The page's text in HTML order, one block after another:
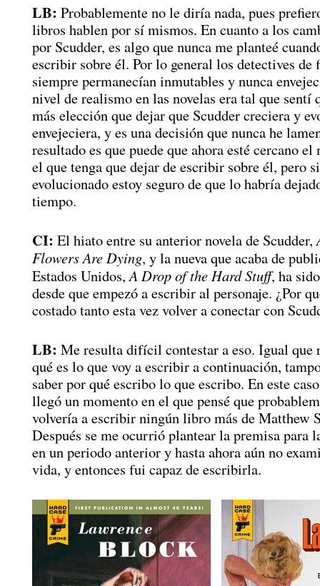
LB: Probablemente no le diría nada, pues
libros hablen por sí mismos. En cuanto a los
por Scudder, es algo que nunca me planteé
escribir sobre él. Por lo general los detectives de
siempre permanecían inmutables y nunca
nivel de realismo en las novelas era tal que sentí
más elección que dejar que Scudder creciera y
envejeciera, y es una decisión que nunca he
resultado es que puede que ahora esté cercano el
el que tenga que dejar de escribir sobre él, pero
evolucionado estoy seguro de que lo habría
tiempo.
CI: El hiato entre su anterior novela de Scudder,
Flowers Are Dying, y la nueva que acaba de
Estados Unidos, A Drop of the Hard Stuff, ha
desde que empezó a escribir al personaje. ¿Por
costado tanto esta vez volver a conectar con
LB: Me resulta difícil contestar a eso. Igual que
qué es lo que voy a escribir a continuación,
saber por qué escribo lo que escribo. En este
llegó un momento en el que pensé que
volvería a escribir ningún libro más de Matthew
Después se me ocurrió plantear la premisa para
en un periodo anterior y hasta ahora aún no
vida, y entonces fui capaz de escribirla.